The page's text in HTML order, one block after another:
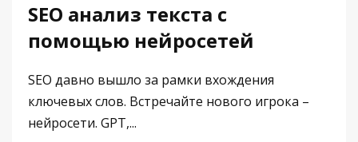
SEO анализ текста с
помощью нейросетей
SEO давно вышло за рамки вхождения
ключевых слов. Встречайте нового игрока –
нейросети. GPT,...